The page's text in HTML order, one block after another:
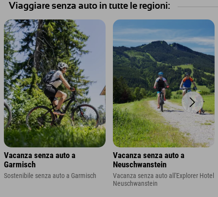
Viaggiare senza auto in tutte le regioni:
Vacanza senza auto a
Garmisch
Sostenibile senza auto a Garmisch
Vacanza senza auto a
Neuschwanstein
Vacanza senza auto all'Explorer Hotel
Neuschwanstein